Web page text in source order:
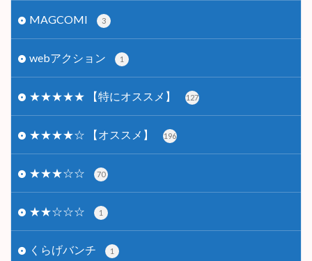
MAGCOMI 3
webアクション 1
★★★★★ 【特にオススメ】 127
★★★★☆ 【オススメ】 196
★★★☆☆ 70
★★☆☆☆ 1
くらげバンチ 1